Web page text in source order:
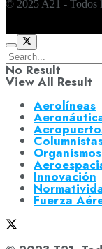
© 2025 A21 - Todos
No Result
View All Result
Aerolíneas
Organismos
Innovación
Fuerza